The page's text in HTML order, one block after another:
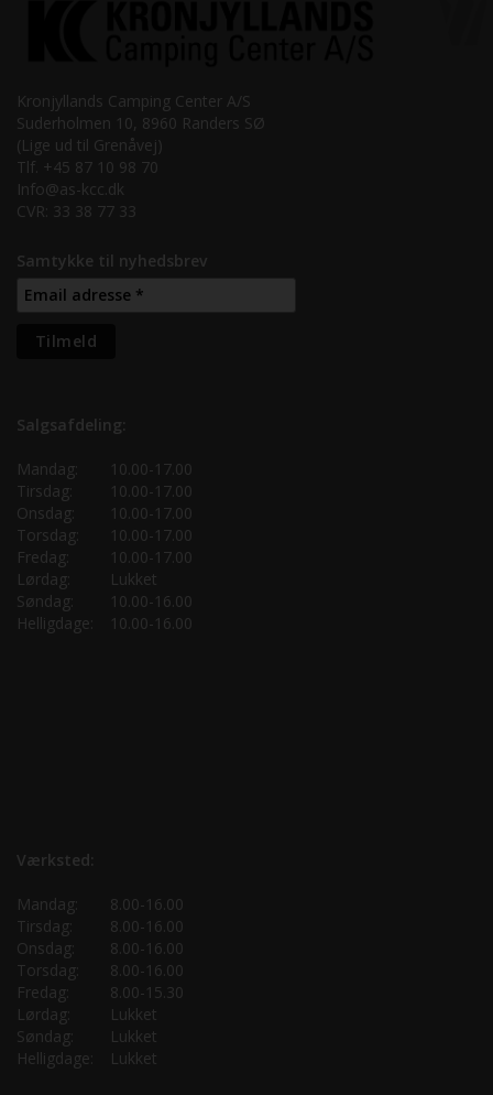
Kronjyllands Camping Center A/S
Suderholmen 10, 8960 Randers SØ
(Lige ud til Grenåvej)
Tlf. +45 87 10 98 70
Info@as-kcc.dk
CVR: 33 38 77 33
Samtykke til nyhedsbrev
Salgsafdeling:
Mandag:
10.00-17.00
Tirsdag:
10.00-17.00
Onsdag:
10.00-17.00
Torsdag:
10.00-17.00
Fredag:
10.00-17.00
Lørdag:
Lukket
Søndag:
10.00-16.00
Helligdage:
10.00-16.00
Værksted:
Mandag:
8.00-16.00
Tirsdag:
8.00-16.00
Onsdag:
8.00-16.00
Torsdag:
8.00-16.00
Fredag:
8.00-15.30
Lørdag:
Lukket
Søndag:
Lukket
Helligdage:
Lukket